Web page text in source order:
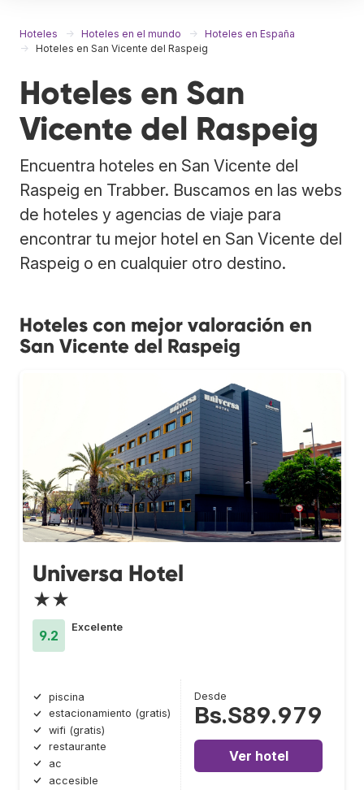
Hoteles Hoteles en el mundo
Hoteles en España
Hoteles en San Vicente del Raspeig
Hoteles en San
Vicente del Raspeig
Encuentra hoteles en San Vicente del
Raspeig en Trabber. Buscamos en las webs
de hoteles y agencias de viaje para
encontrar tu mejor hotel en San Vicente del
Raspeig o en cualquier otro destino.
Hoteles con mejor valoración en
San Vicente del Raspeig
Universa Hotel
★★
9.2
Excelente
piscina
estacionamiento (gratis)
wifi (gratis)
restaurante
ac
accesible
Desde
Bs.S89.979
Ver hotel